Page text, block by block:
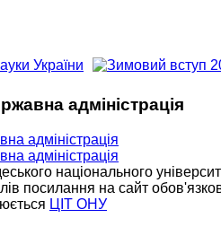
адміністрація
національного
посилання на сайт
ЦІТ ОНУ